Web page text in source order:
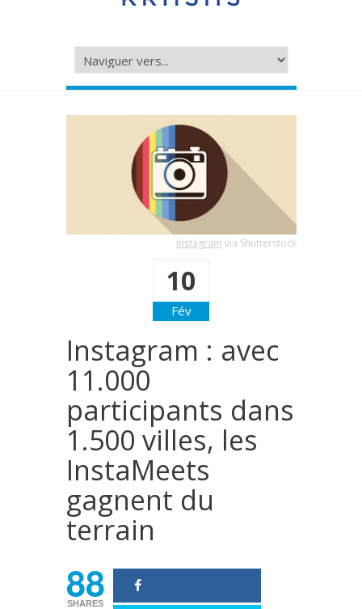
Instagram via Shutterstock
10
Fév
Instagram : avec
11.000
participants dans
1.500 villes, les
InstaMeets
gagnent du
terrain
88
SHARES